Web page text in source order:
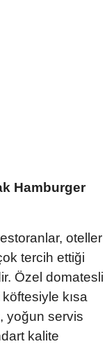
Hamburger
oteller
tercih ettiği
Özel domatesli
kısa
yoğun servis
kalite